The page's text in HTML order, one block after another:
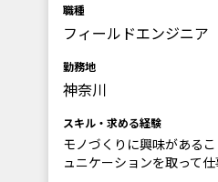
職種
フィールドエンジニア
勤務地
神奈川
スキル・求める経験
モノづくりに興味がある
ュニケーションを取って仕